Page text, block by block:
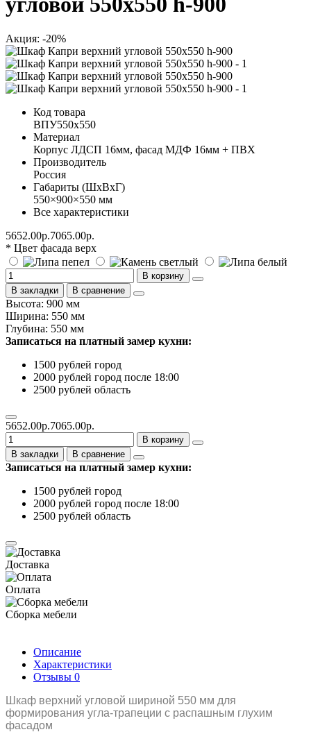
Акция: -20%
Код товара
ВПУ550х550
Материал
Корпус ЛДСП 16мм, фасад МДФ 16мм + ПВХ
Производитель
Россия
Габариты (ШхВхГ)
550×900×550 мм
Все характеристики
5652.00р.7065.00р.
* Цвет фасада верх
В корзину
В закладки
В сравнение
Высота: 900 мм
Ширина: 550 мм
Глубина: 550 мм
Записаться на платный замер кухни:
1500 рублей город
2000 рублей город после 18:00
2500 рублей область
5652.00р.7065.00р.
В корзину
В закладки
В сравнение
Записаться на платный замер кухни:
1500 рублей город
2000 рублей город после 18:00
2500 рублей область
Доставка
Оплата
Сборка мебели
Описание
Характеристики
Отзывы 0
Шкаф верхний угловой шириной 550 мм для
формирования угла-трапеции с распашным глухим
фасадом